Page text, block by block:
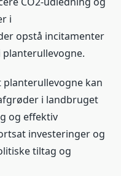
i
opstå incitamenter
kan
i landbruget
og effektiv
investeringer og
tiltag og